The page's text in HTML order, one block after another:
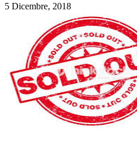
5 Dicembre, 2018